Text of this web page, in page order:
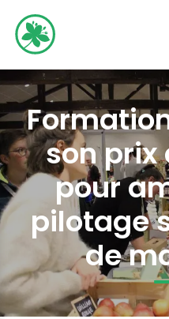
son prix
pour
pilotage
de